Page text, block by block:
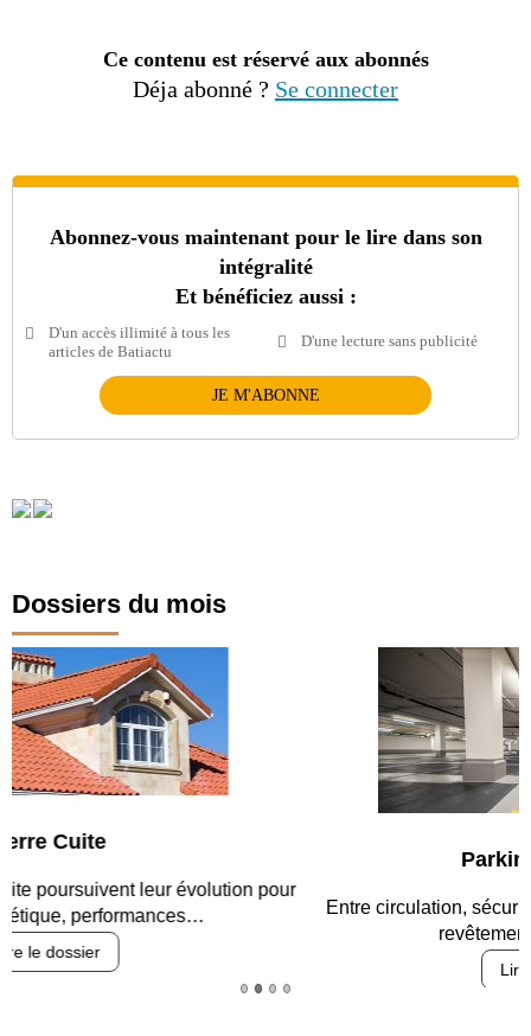
Ce contenu est réservé aux abonnés
Déja abonné ? Se connecter
Abonnez-vous maintenant pour le lire dans son
intégralité
Et bénéficiez aussi :
D'un accès illimité à tous les
articles de Batiactu
D'une lecture sans publicité
JE M'ABONNE
Dossiers du mois
Entre circulation, sécurisation des accès, durabilité des